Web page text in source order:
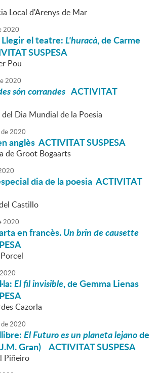
Local d'Arenys de Mar
2020
el teatre:L'huracà, de Carme
SUSPESA
Pou
2020
són corrandes ACTIVITAT
Dia Mundial de la Poesia
de2020
anglès ACTIVITAT SUSPESA
de Groot Bogaarts
dia de la poesia ACTIVITAT
Castillo
2020
en francès.Un brin de causette
2020
El fil invisible, de Gemma Lienas
Cazorla
de2020
El Futuro es un planeta lejanode
Gran) ACTIVITAT SUSPESA
Piñeiro